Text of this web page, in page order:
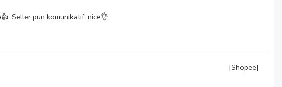
Seller pun komunikatif, nice👌
[Shopee]